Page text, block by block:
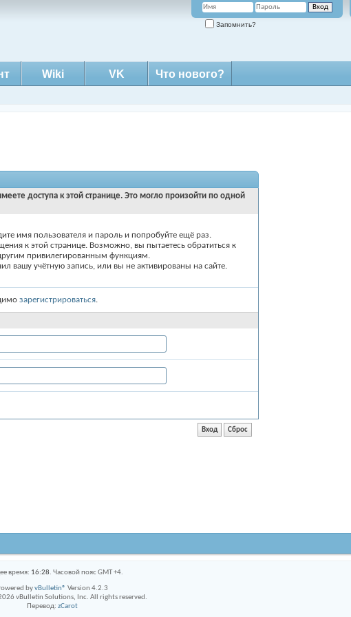
Запомнить?
Wiki VK Что нового?
доступа к этой странице. Это могло произойти по одной
имя пользователя и пароль и попробуйте ещё раз.
к этой странице. Возможно, вы пытаетесь обратиться к
привилегированным функциям.
вашу учётную запись, или вы не активированы на сайте.
зарегистрироваться.
время: 16:28. Часовой пояс GMT +4.
byvBulletin® Version 4.2.3
vBulletin Solutions, Inc. All rights reserved.
Перевод: zCarot